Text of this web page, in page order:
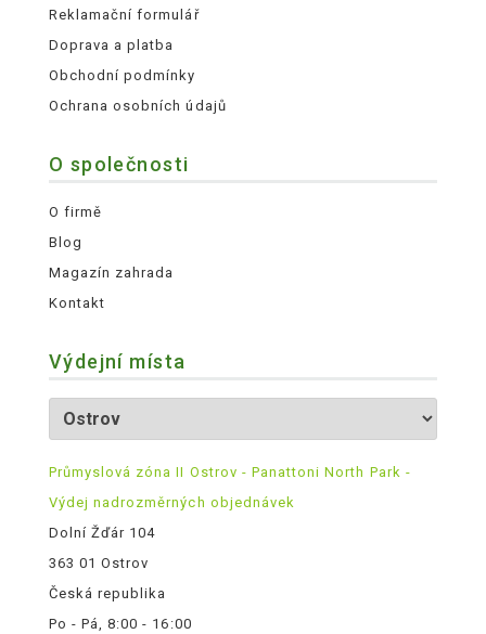
Reklamační formulář
Doprava a platba
Obchodní podmínky
Ochrana osobních údajů
O společnosti
O firmě
Blog
Magazín zahrada
Kontakt
Výdejní místa
Průmyslová zóna II Ostrov - Panattoni North Park -
Výdej nadrozměrných objednávek
Dolní Žďár 104
363 01 Ostrov
Česká republika
Po - Pá, 8:00 - 16:00